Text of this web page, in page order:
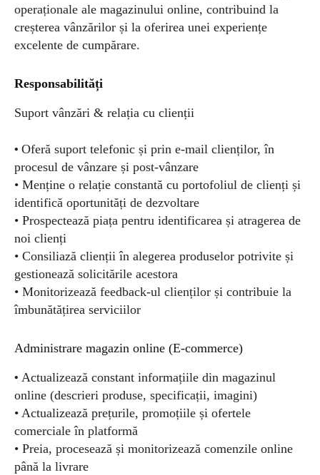
operaționale ale magazinului online, contribuind la
creșterea vânzărilor și la oferirea unei experiențe
excelente de cumpărare.
Responsabilități
Suport vânzări & relația cu clienții
• Oferă suport telefonic și prin e-mail clienților, în
procesul de vânzare și post-vânzare
• Menține o relație constantă cu portofoliul de clienți și
identifică oportunități de dezvoltare
• Prospectează piața pentru identificarea și atragerea de
noi clienți
• Consiliază clienții în alegerea produselor potrivite și
gestionează solicitările acestora
• Monitorizează feedback-ul clienților și contribuie la
îmbunătățirea serviciilor
Administrare magazin online (E-commerce)
• Actualizează constant informațiile din magazinul
online (descrieri produse, specificații, imagini)
• Actualizează prețurile, promoțiile și ofertele
comerciale în platformă
• Preia, procesează și monitorizează comenzile online
până la livrare